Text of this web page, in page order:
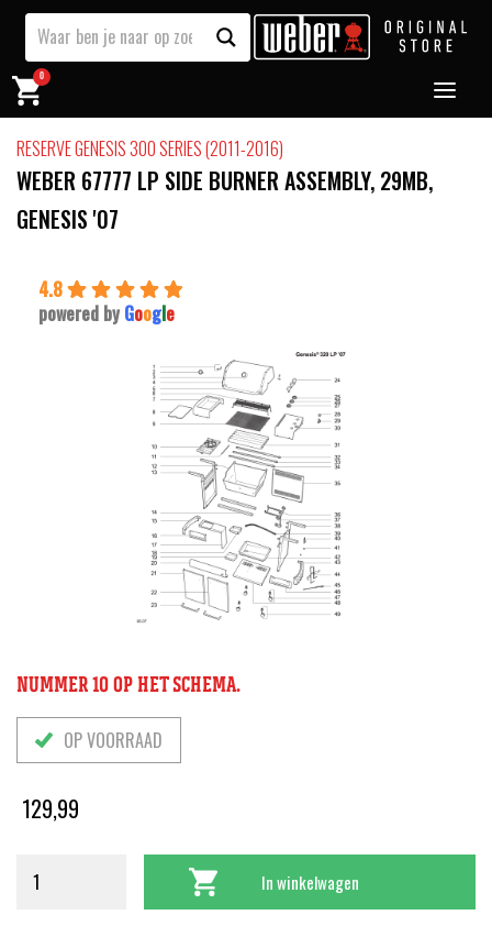
0
RESERVE GENESIS 300 SERIES (2011-2016)
WEBER 67777 LP SIDE BURNER ASSEMBLY, 29MB,
GENESIS '07
4.8
powered by Google
NUMMER 10 OP HET SCHEMA.
OP VOORRAAD
129,99
In winkelwagen